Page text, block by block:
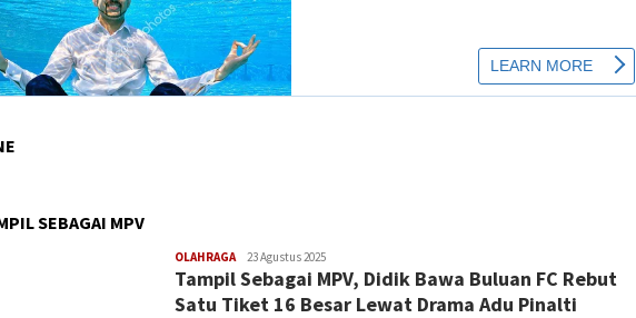
SEBAGAI MPV
OLAHRAGAVananta
3264
23 Agustus 2025
Tampil Sebagai MPV, Didik Bawa Buluan FC Rebut
Satu Tiket 16 Besar Lewat Drama Adu Pinalti